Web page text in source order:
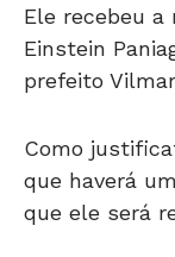
Ele recebeu a
Einstein
prefeito
Como
que haverá
que ele será